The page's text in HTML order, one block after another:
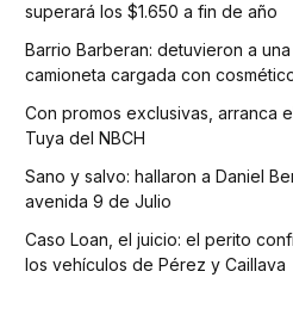
superará los $1.650 a fin de año
Barrio Barberan: detuvieron a
camioneta cargada con
Con promos exclusivas, arranca
Tuya del NBCH
Sano y salvo: hallaron a Daniel
avenida 9 de Julio
Caso Loan, el juicio: el perito
los vehículos de Pérez y Caillava